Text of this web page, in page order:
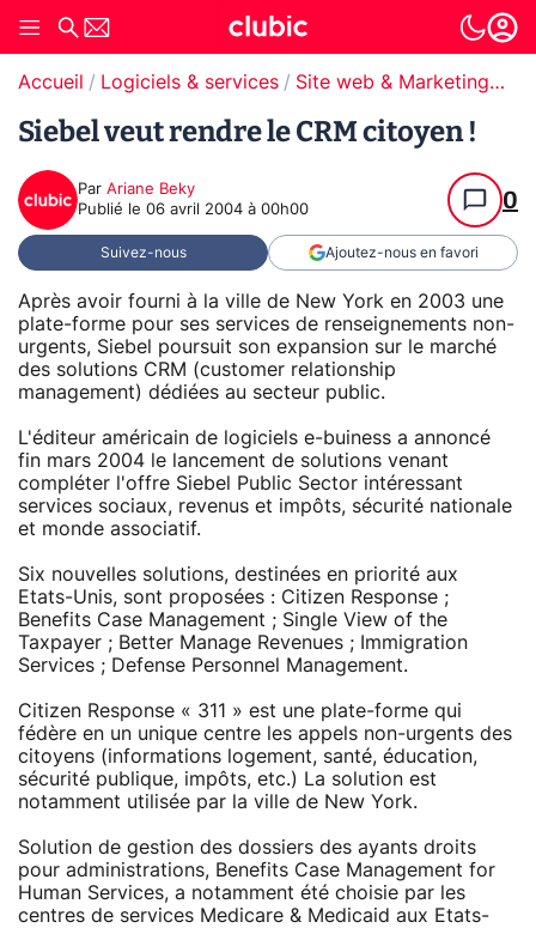
Accueil Logiciels & services Site web & Marketing Digital
Siebel veut rendre le CRM citoyen !
Par Ariane Beky
Publié le 06 avril 2004 à 00h00 0
Suivez-nous Ajoutez-nous en favori
Après avoir fourni à la ville de New York en 2003 une
plate-forme pour ses services de renseignements non-
urgents, Siebel poursuit son expansion sur le marché
des solutions CRM (customer relationship
management) dédiées au secteur public.
L'éditeur américain de logiciels e-buiness a annoncé
fin mars 2004 le lancement de solutions venant
compléter l'offre Siebel Public Sector intéressant
services sociaux, revenus et impôts, sécurité nationale
et monde associatif.
Six nouvelles solutions, destinées en priorité aux
Etats-Unis, sont proposées : Citizen Response ;
Benefits Case Management ; Single View of the
Taxpayer ; Better Manage Revenues ; Immigration
Services ; Defense Personnel Management.
Citizen Response « 311 » est une plate-forme qui
fédère en un unique centre les appels non-urgents des
citoyens (informations logement, santé, éducation,
sécurité publique, impôts, etc.) La solution est
notamment utilisée par la ville de New York.
Solution de gestion des dossiers des ayants droits
pour administrations, Benefits Case Management for
Human Services, a notamment été choisie par les
centres de services Medicare & Medicaid aux Etats-